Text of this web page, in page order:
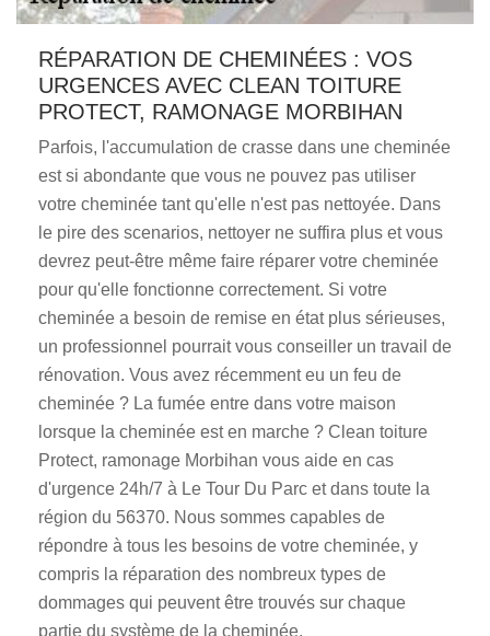
RÉPARATION DE CHEMINÉES : VOS
URGENCES AVEC CLEAN TOITURE
PROTECT, RAMONAGE MORBIHAN
Parfois, l'accumulation de crasse dans une cheminée
est si abondante que vous ne pouvez pas utiliser
votre cheminée tant qu'elle n'est pas nettoyée. Dans
le pire des scenarios, nettoyer ne suffira plus et vous
devrez peut-être même faire réparer votre cheminée
pour qu'elle fonctionne correctement. Si votre
cheminée a besoin de remise en état plus sérieuses,
un professionnel pourrait vous conseiller un travail de
rénovation. Vous avez récemment eu un feu de
cheminée ? La fumée entre dans votre maison
lorsque la cheminée est en marche ? Clean toiture
Protect, ramonage Morbihan vous aide en cas
d'urgence 24h/7 à Le Tour Du Parc et dans toute la
région du 56370. Nous sommes capables de
répondre à tous les besoins de votre cheminée, y
compris la réparation des nombreux types de
dommages qui peuvent être trouvés sur chaque
partie du système de la cheminée.